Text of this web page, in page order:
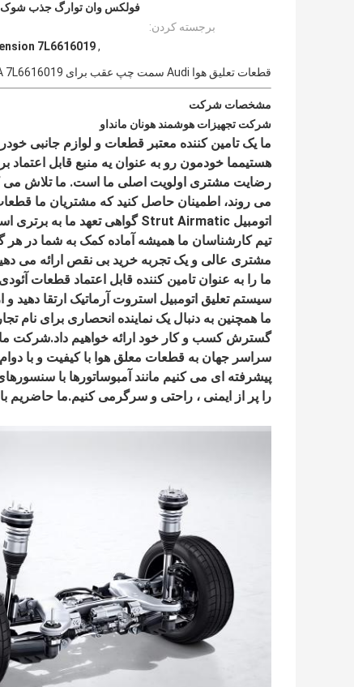
برجسته کردن:
,
7L6616019
قطعات تعلیق هوا Audi سمت چپ عقب برای Audi Q7 4L Volkswagen Touareg Porsche Cayenne 92A 7L6616019
مشخصات شرکت
شرکت تجهیزات هوشمند هونان مانداو
ما یک تامین کننده معتبر قطعات و لوازم جانبی
هستیمما خودمون رو به عنوان يه منبع قابل
رضایت مشتری اولویت اصلی ما است. ما تلاش می
می روند، اطمینان حاصل کنید که مشتریان ما
اتومبیل Strut Airmatic گواهی تعهد ما به برتری است.
تیم کارشناسان ما همیشه آماده کمک به شما در
مشتری عالی و یک تجربه خرید بی نقص ارائه می
ما را به عنوان تامین کننده قابل اعتماد قطعات
سيستم تعليق اتومبيل استروت آرماتيک ارتقا دهيد
ما همچنین به دنبال یک نماینده انحصاری برای
گسترش کسب و کار خود ارائه خواهیم داد.شرکت
سراسر جهان به قطعات معلق هوا با کیفیت و با
پیشرفته ای می کنیم مانند آمبوساتورها با
را پر از ایمنی ، راحتی و سرگرمی کنیم.ما حاضريم